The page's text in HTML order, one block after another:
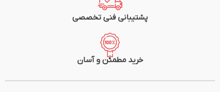
پشتیبانی فنی تخصصی
خرید مطمئن و آسان